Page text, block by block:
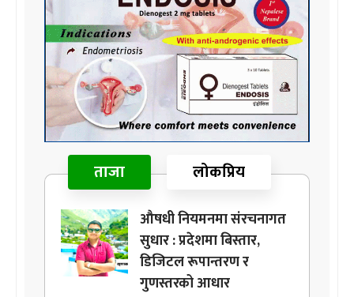
ताजा लोकप्रिय
औषधी नियमनमा संरचनागत
सुधार : प्रदेशमा बिस्तार,
डिजिटल रूपान्तरण र
गुणस्तरको आधार